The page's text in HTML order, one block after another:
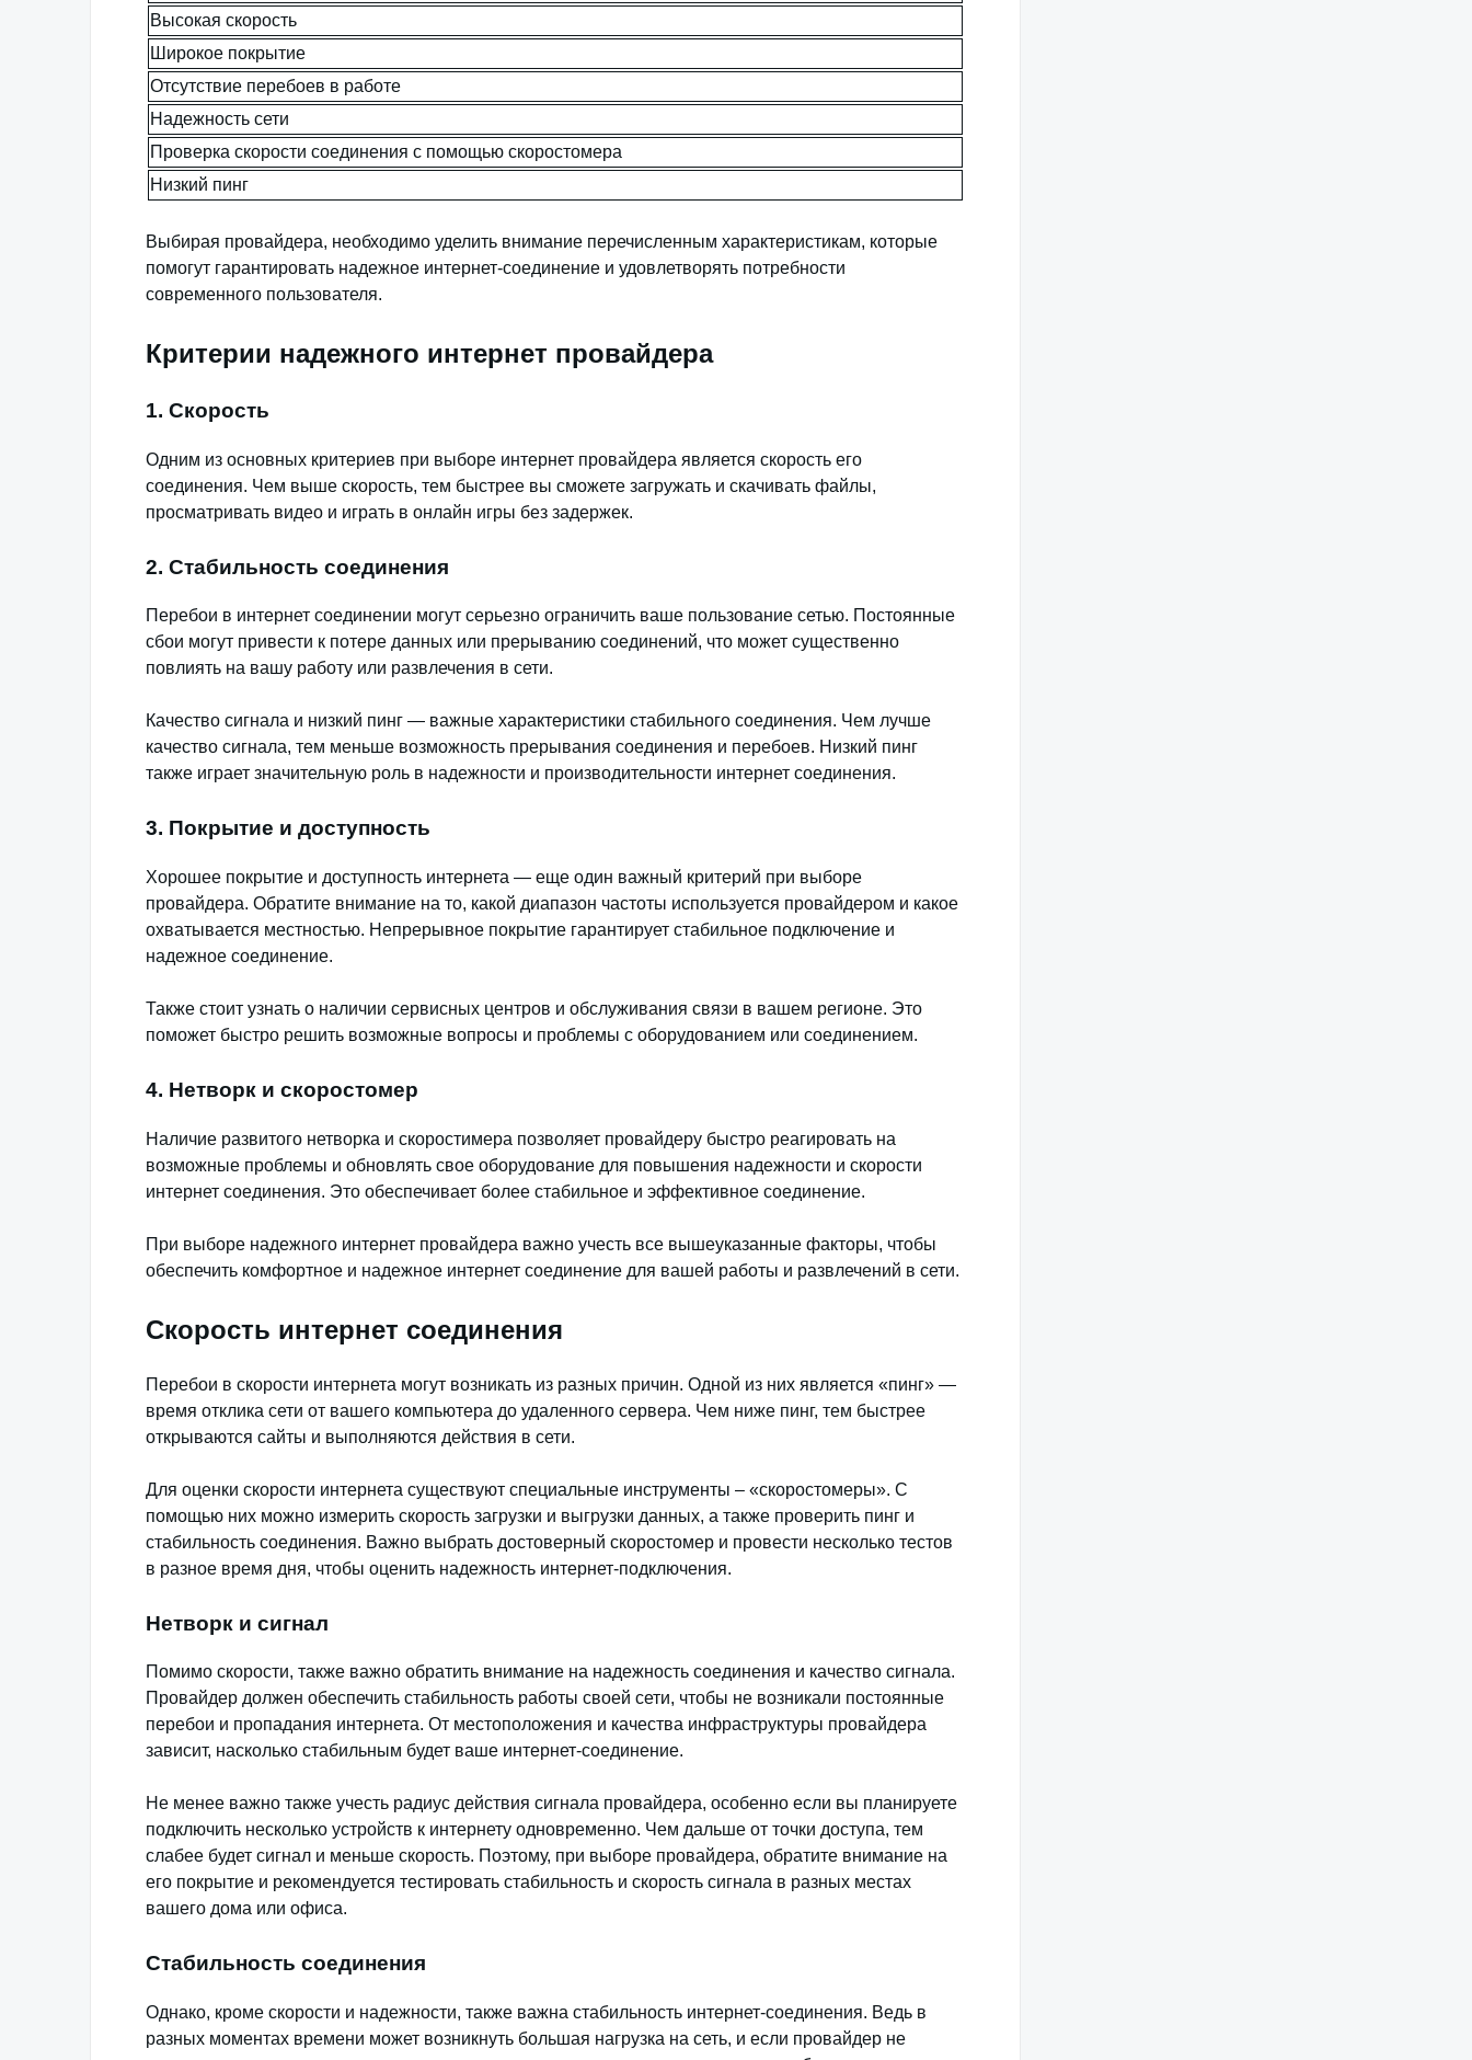
Высокая скорость
Широкое покрытие
Отсутствие перебоев в работе
Надежность сети
Проверка скорости соединения с помощью скоростомера
Низкий пинг
Выбирая провайдера, необходимо уделить внимание перечисленным характеристикам, которые
помогут гарантировать надежное интернет-соединение и удовлетворять потребности
современного пользователя.
Критерии надежного интернет провайдера
1. Скорость
Одним из основных критериев при выборе интернет провайдера является скорость его
соединения. Чем выше скорость, тем быстрее вы сможете загружать и скачивать файлы,
просматривать видео и играть в онлайн игры без задержек.
2. Стабильность соединения
Перебои в интернет соединении могут серьезно ограничить ваше пользование сетью. Постоянные
сбои могут привести к потере данных или прерыванию соединений, что может существенно
повлиять на вашу работу или развлечения в сети.
Качество сигнала и низкий пинг — важные характеристики стабильного соединения. Чем лучше
качество сигнала, тем меньше возможность прерывания соединения и перебоев. Низкий пинг
также играет значительную роль в надежности и производительности интернет соединения.
3. Покрытие и доступность
Хорошее покрытие и доступность интернета — еще один важный критерий при выборе
провайдера. Обратите внимание на то, какой диапазон частоты используется провайдером и какое
охватывается местностью. Непрерывное покрытие гарантирует стабильное подключение и
надежное соединение.
Также стоит узнать о наличии сервисных центров и обслуживания связи в вашем регионе. Это
поможет быстро решить возможные вопросы и проблемы с оборудованием или соединением.
4. Нетворк и скоростомер
Наличие развитого нетворка и скоростимера позволяет провайдеру быстро реагировать на
возможные проблемы и обновлять свое оборудование для повышения надежности и скорости
интернет соединения. Это обеспечивает более стабильное и эффективное соединение.
При выборе надежного интернет провайдера важно учесть все вышеуказанные факторы, чтобы
обеспечить комфортное и надежное интернет соединение для вашей работы и развлечений в сети.
Скорость интернет соединения
Перебои в скорости интернета могут возникать из разных причин. Одной из них является «пинг» —
время отклика сети от вашего компьютера до удаленного сервера. Чем ниже пинг, тем быстрее
открываются сайты и выполняются действия в сети.
Для оценки скорости интернета существуют специальные инструменты – «скоростомеры». С
помощью них можно измерить скорость загрузки и выгрузки данных, а также проверить пинг и
стабильность соединения. Важно выбрать достоверный скоростомер и провести несколько тестов
в разное время дня, чтобы оценить надежность интернет-подключения.
Нетворк и сигнал
Помимо скорости, также важно обратить внимание на надежность соединения и качество сигнала.
Провайдер должен обеспечить стабильность работы своей сети, чтобы не возникали постоянные
перебои и пропадания интернета. От местоположения и качества инфраструктуры провайдера
зависит, насколько стабильным будет ваше интернет-соединение.
Не менее важно также учесть радиус действия сигнала провайдера, особенно если вы планируете
подключить несколько устройств к интернету одновременно. Чем дальше от точки доступа, тем
слабее будет сигнал и меньше скорость. Поэтому, при выборе провайдера, обратите внимание на
его покрытие и рекомендуется тестировать стабильность и скорость сигнала в разных местах
вашего дома или офиса.
Стабильность соединения
Однако, кроме скорости и надежности, также важна стабильность интернет-соединения. Ведь в
разных моментах времени может возникнуть большая нагрузка на сеть, и если провайдер не